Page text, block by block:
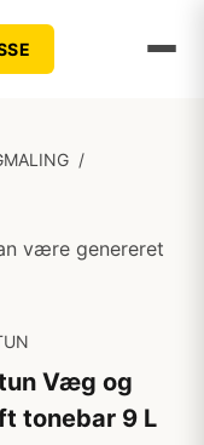
/
være genereret
Væg og
tonebar 9 L